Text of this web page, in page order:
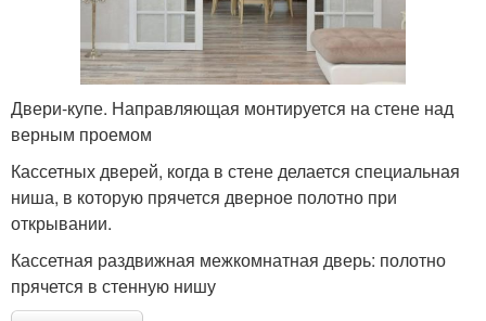
Двери-купе. Направляющая монтируется на стене над
верным проемом
Кассетных дверей, когда в стене делается специальная
ниша, в которую прячется дверное полотно при
открывании.
Кассетная раздвижная межкомнатная дверь: полотно
прячется в стенную нишу